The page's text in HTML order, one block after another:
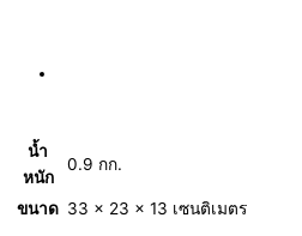
น้ำ
หนัก
0.9 กก.
ขนาด 33 × 23 × 13 เซนติเมตร